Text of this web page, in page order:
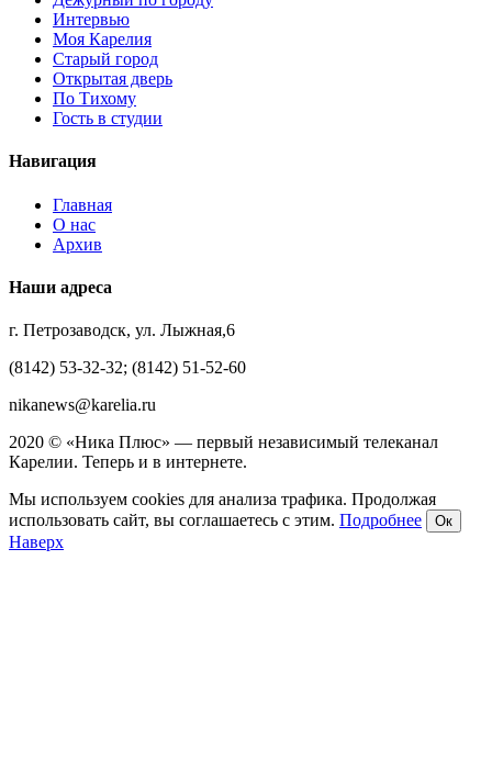
Интервью
Моя Карелия
Старый город
Открытая дверь
По Тихому
Гость в студии
Навигация
Главная
О нас
Архив
Наши адреса
г. Петрозаводск, ул. Лыжная,6
(8142) 53-32-32; (8142) 51-52-60
nikanews@karelia.ru
2020 © «Ника Плюс» — первый независимый телеканал
Карелии. Теперь и в интернете.
Мы используем cookies для анализа трафика. Продолжая
использовать сайт, вы соглашаетесь с этим. Подробнее Ок
Наверх